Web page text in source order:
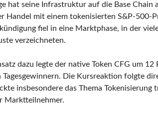
hat seine Infrastruktur auf die Base Chain
Handel mit einem tokenisierten S&P-500-
fiel in eine Marktphase, in der
verzeichneten.
dazu legte der native Token CFG um
Tagesgewinnern. Die Kursreaktion folgte
insbesondere das Thema
Marktteilnehmer.